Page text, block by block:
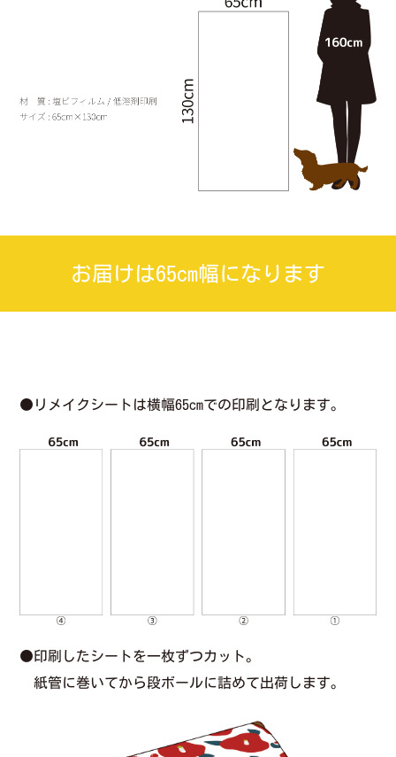
お届けは65cm幅になります
●リメイクシートは横幅65cmでの印刷となります。
●印刷したシートを一枚ずつカット。
紙管に巻いてから段ボールに詰めて出荷します。